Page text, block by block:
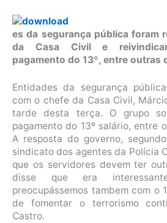
es da segurança pública foram
da Casa Civil e
pagamento do 13º, entre outras
Entidades da segurança
com o chefe da Casa Civil,
tarde desta terça. O grupo
pagamento do 13º salário, entre
A resposta do governo,
sindicato dos agentes da Polícia
que os servidores devem ter
disse que era
preocupássemos tambem com o
de fomentar o terrorismo
Castro.